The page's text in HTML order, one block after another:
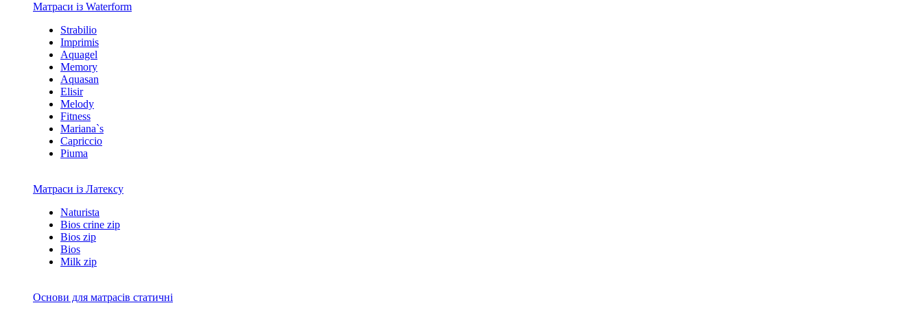
Матраси із Waterform
Strabilio
Imprimis
Aquagel
Memory
Aquasan
Elisir
Melody
Fitness
Mariana`s
Capriccio
Piuma
Матраси із Латексу
Naturista
Bios crine zip
Bios zip
Bios
Milk zip
Основи для матрасів статичні